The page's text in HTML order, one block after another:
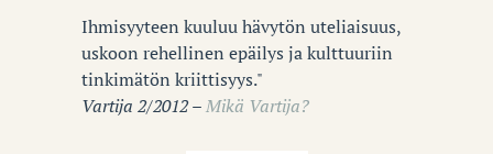
Ihmisyyteen kuuluu hävytön uteliaisuus,
uskoon rehellinen epäilys ja kulttuuriin
tinkimätön kriittisyys."
Vartija 2/2012 –Mikä Vartija?